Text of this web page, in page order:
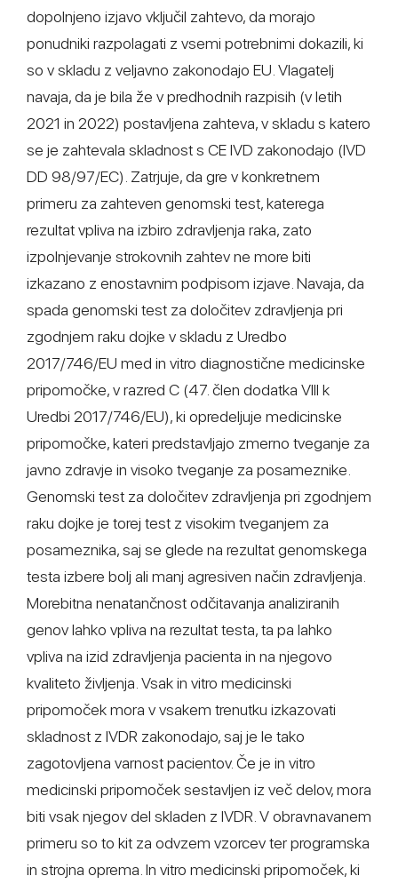
dopolnjeno izjavo vključil zahtevo, da morajo
ponudniki razpolagati z vsemi potrebnimi dokazili, ki
so v skladu z veljavno zakonodajo EU. Vlagatelj
navaja, da je bila že v predhodnih razpisih (v letih
2021 in 2022) postavljena zahteva, v skladu s katero
se je zahtevala skladnost s CE IVD zakonodajo (IVD
DD 98/97/EC). Zatrjuje, da gre v konkretnem
primeru za zahteven genomski test, katerega
rezultat vpliva na izbiro zdravljenja raka, zato
izpolnjevanje strokovnih zahtev ne more biti
izkazano z enostavnim podpisom izjave. Navaja, da
spada genomski test za določitev zdravljenja pri
zgodnjem raku dojke v skladu z Uredbo
2017/746/EU med in vitro diagnostične medicinske
pripomočke, v razred C (47. člen dodatka VIII k
Uredbi 2017/746/EU), ki opredeljuje medicinske
pripomočke, kateri predstavljajo zmerno tveganje za
javno zdravje in visoko tveganje za posameznike.
Genomski test za določitev zdravljenja pri zgodnjem
raku dojke je torej test z visokim tveganjem za
posameznika, saj se glede na rezultat genomskega
testa izbere bolj ali manj agresiven način zdravljenja.
Morebitna nenatančnost odčitavanja analiziranih
genov lahko vpliva na rezultat testa, ta pa lahko
vpliva na izid zdravljenja pacienta in na njegovo
kvaliteto življenja. Vsak in vitro medicinski
pripomoček mora v vsakem trenutku izkazovati
skladnost z IVDR zakonodajo, saj je le tako
zagotovljena varnost pacientov. Če je in vitro
medicinski pripomoček sestavljen iz več delov, mora
biti vsak njegov del skladen z IVDR. V obravnavanem
primeru so to kit za odvzem vzorcev ter programska
in strojna oprema. In vitro medicinski pripomoček, ki